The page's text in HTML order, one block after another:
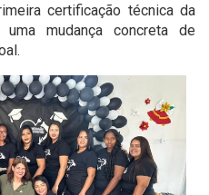
certificação técnica da
mudança concreta de